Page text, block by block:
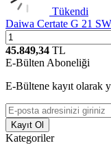
Tükendi
Daiwa Certate G 21
45.849,34 TL
E-Bülten Aboneliği
E-Bültene kayıt olarak
Kayıt Ol
Kategoriler